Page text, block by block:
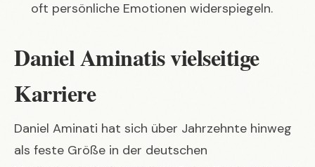
oft persönliche Emotionen widerspiegeln.
Daniel Aminatis vielseitige
Karriere
Daniel Aminati hat sich über Jahrzehnte hinweg
als feste Größe in der deutschen